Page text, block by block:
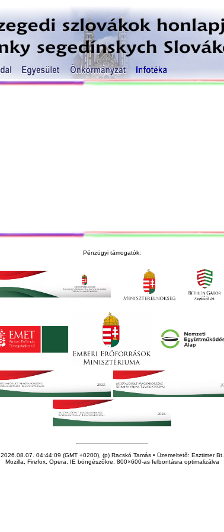
Pénzügyi támogatók:
2026.08.07. 04:44:09 (GMT +0200), (p) Racskó Tamás • Üzemeltető: Esztimer Bt.
Mozilla, Firefox, Opera, IE böngészőkre, 800×600-as felbontásra optimalizálva